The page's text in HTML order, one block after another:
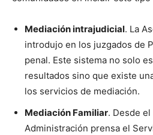
Mediación intrajudicial. La
introdujo en los juzgados de
penal. Este sistema no solo
resultados sino que existe
los servicios de mediación.
Mediación Familiar. Desde el
Administración prensa el